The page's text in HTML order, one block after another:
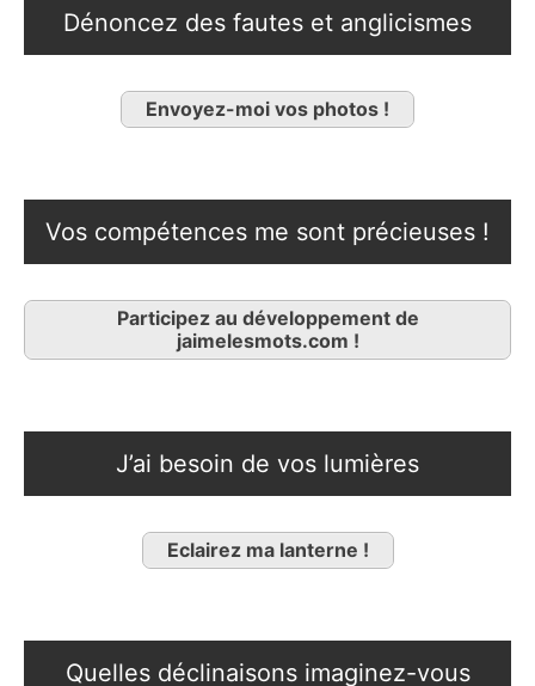
Dénoncez des fautes et anglicismes
Envoyez-moi vos photos !
Vos compétences me sont précieuses !
Participez au développement de
jaimelesmots.com !
J’ai besoin de vos lumières
Eclairez ma lanterne !
Quelles déclinaisons imaginez-vous